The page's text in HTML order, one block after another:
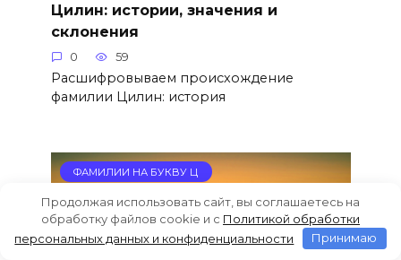
Цилин: истории, значения и
склонения
0 59
Расшифровываем происхождение
фамилии Цилин: история
ФАМИЛИИ НА БУКВУ Ц
Продолжая использовать сайт, вы соглашаетесь на
обработку файлов cookie и c Политикой обработки
персональных данных и конфиденциальности
Принимаю